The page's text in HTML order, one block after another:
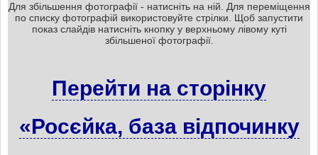
Для збільшення фотографії - натисніть на ній. Для переміщення
по списку фотографій використовуйте стрілки. Щоб запустити
показ слайдів натисніть кнопку у верхньому лівому куті
збільшеної фотографії.
Перейти на сторінку
«Росєйка, база відпочинку